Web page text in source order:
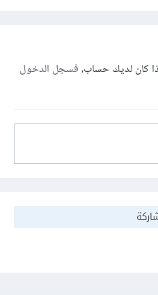
كان لديك حساب،فسجل الدخول